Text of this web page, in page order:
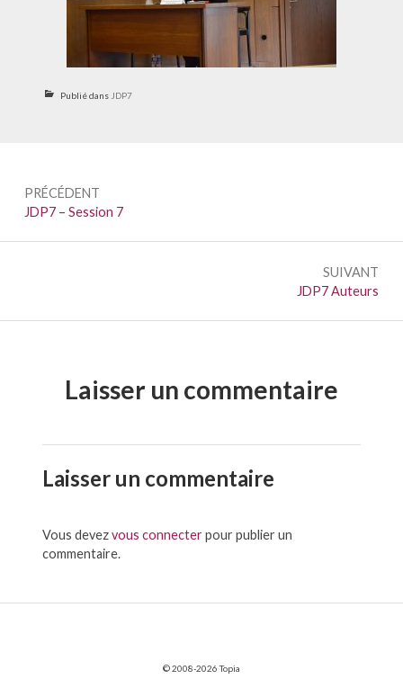
Publié dans JDP7
Navigation
de
l’article
PRÉCÉDENT
Précédent :
JDP7 – Session 7
SUIVANT
Suivant :
JDP7 Auteurs
Laisser un commentaire
Laisser un commentaire
Vous devezvous connecterpour publier un
commentaire.
© 2008-2026 Topia